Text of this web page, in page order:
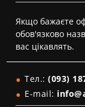
Якщо бажаєте
обов'язково
вас цікавлять.
Тел.: (093)
E-mail: